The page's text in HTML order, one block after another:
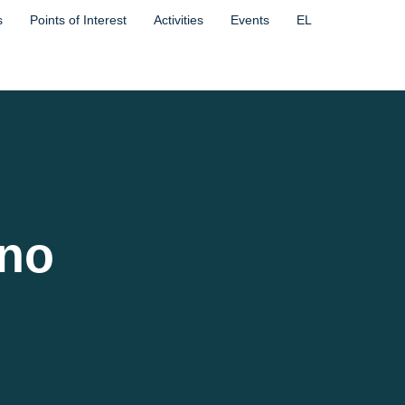
Points of Interest Activities Events EL